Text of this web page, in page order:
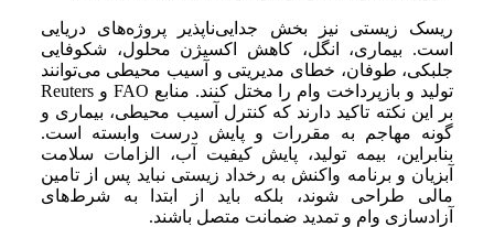
ریسک زیستی نیز بخش جدایی‌ناپذیر پروژه‌های دریایی
است. بیماری، انگل، کاهش اکسیژن محلول، شکوفایی
جلبکی، طوفان، خطای مدیریتی و آسیب محیطی می‌توانند
تولید و بازپرداخت وام را مختل کنند. منابع FAO و Reuters
بر این نکته تاکید دارند که کنترل آسیب محیطی، بیماری و
گونه مهاجم به مقررات و پایش درست وابسته است.
بنابراین، بیمه تولید، پایش کیفیت آب، الزامات سلامت
آبزیان و برنامه واکنش به رخداد زیستی نباید پس از تامین
مالی طراحی شوند، بلکه باید از ابتدا به شرط‌های
آزادسازی وام و تمدید ضمانت متصل باشند.